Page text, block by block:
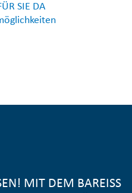
SIE DA
MIT DEM BAREISS